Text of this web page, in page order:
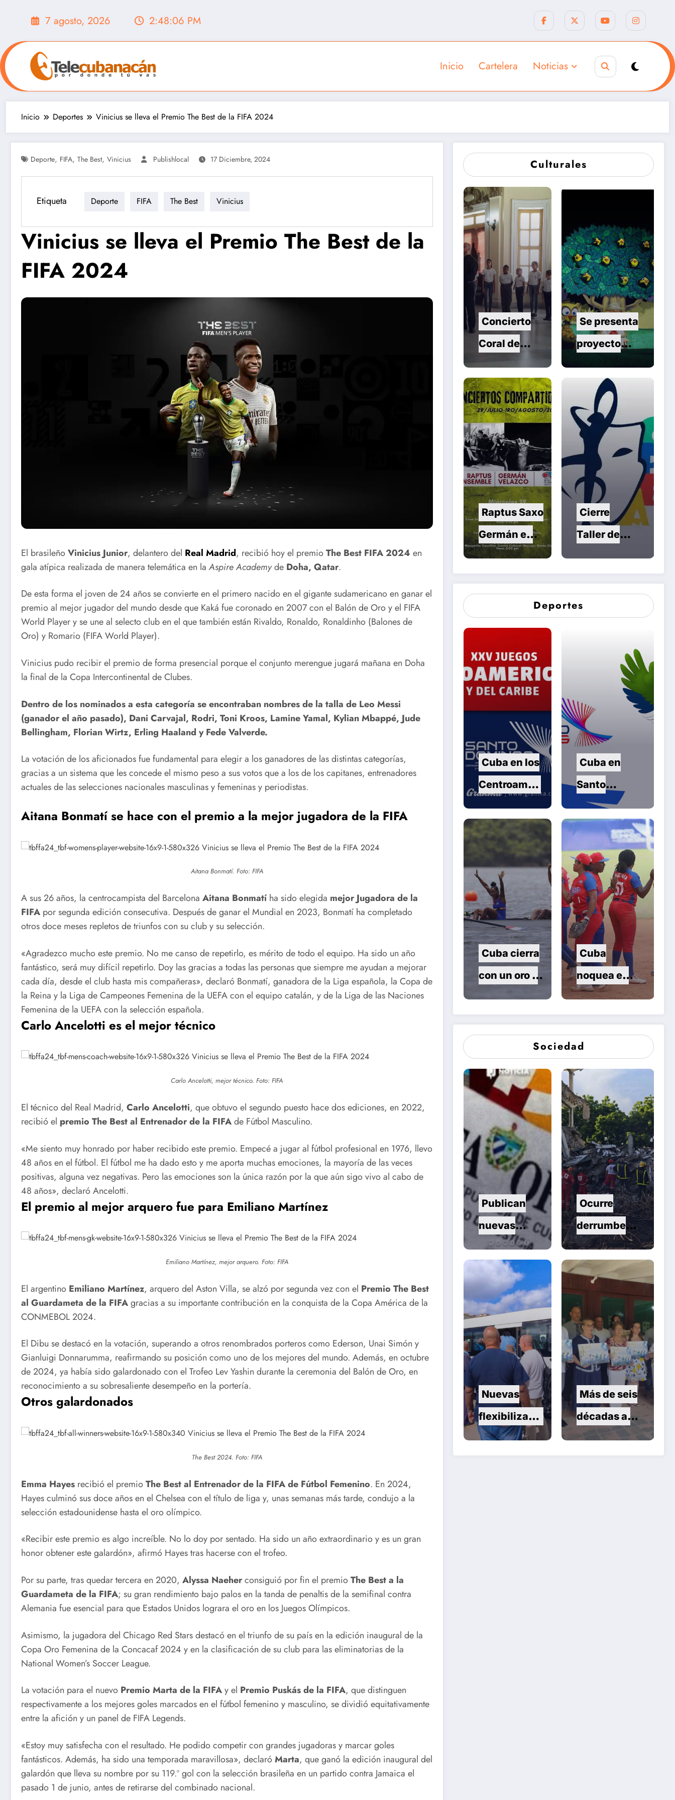
7 agosto, 2026 2:48:08 PM
Inicio Cartelera Noticias
Inicio Deportes Vinicius se lleva el Premio The Best de la FIFA 2024
Deporte, FIFA, The Best, Vinicius Publishlocal 17 Diciembre, 2024
Etiqueta Deporte FIFA The Best Vinicius
Vinicius se lleva el Premio The Best de la
FIFA 2024
El brasileñoVinicius Junior, delantero del Real Madrid, recibió hoy el premioThe Best FIFA 2024 en
gala atípica realizada de manera telemática en laAspire Academyde Doha, Qatar.
De esta forma el joven de 24 años se convierte en el primero nacido en el gigante sudamericano en ganar el
premio al mejor jugador del mundo desde que Kaká fue coronado en 2007 con el Balón de Oro y el FIFA
World Player y se une al selecto club en el que también están Rivaldo, Ronaldo, Ronaldinho (Balones de
Oro) y Romario (FIFA World Player).
Vinicius pudo recibir el premio de forma presencial porque el conjunto merengue jugará mañana en Doha
la final de la Copa Intercontinental de Clubes.
Dentro de los nominados a esta categoría se encontraban nombres de la talla de Leo Messi
(ganador el año pasado), Dani Carvajal, Rodri, Toni Kroos, Lamine Yamal, Kylian Mbappé, Jude
Bellingham, Florian Wirtz, Erling Haaland y Fede Valverde.
La votación de los aficionados fue fundamental para elegir a los ganadores de las distintas categorías,
gracias a un sistema que les concede el mismo peso a sus votos que a los de los capitanes, entrenadores
actuales de las selecciones nacionales masculinas y femeninas y periodistas.
Aitana Bonmatí se hace con el premio a la mejor jugadora de la FIFA
Aitana Bonmatí. Foto: FIFA
A sus 26 años, la centrocampista del Barcelona Aitana Bonmatíha sido elegida mejor Jugadora de la
FIFA por segunda edición consecutiva. Después de ganar el Mundial en 2023, Bonmatí ha completado
otros doce meses repletos de triunfos con su club y su selección.
«Agradezco mucho este premio. No me canso de repetirlo, es mérito de todo el equipo. Ha sido un año
fantástico, será muy difícil repetirlo. Doy las gracias a todas las personas que siempre me ayudan a mejorar
cada día, desde el club hasta mis compañeras», declaró Bonmatí, ganadora de la Liga española, la Copa de
la Reina y la Liga de Campeones Femenina de la UEFA con el equipo catalán, y de la Liga de las Naciones
Femenina de la UEFA con la selección española.
Carlo Ancelotti es el mejor técnico
Carlo Ancelotti, mejor técnico. Foto: FIFA
El técnico del Real Madrid, Carlo Ancelotti, que obtuvo el segundo puesto hace dos ediciones, en 2022,
recibió el premio The Best al Entrenador de la FIFAde Fútbol Masculino.
«Me siento muy honrado por haber recibido este premio. Empecé a jugar al fútbol profesional en 1976, llevo
48 años en el fútbol. El fútbol me ha dado esto y me aporta muchas emociones, la mayoría de las veces
positivas, alguna vez negativas. Pero las emociones son la única razón por la que aún sigo vivo al cabo de
48 años», declaró Ancelotti.
El premio al mejor arquero fue para Emiliano Martínez
Emiliano Martínez, mejor arquero. Foto: FIFA
El argentino Emiliano Martínez, arquero del Aston Villa, se alzó por segunda vez con el Premio The Best
al Guardameta de la FIFAgracias a su importante contribución en la conquista de la Copa América de la
CONMEBOL 2024.
El Dibu se destacó en la votación, superando a otros renombrados porteros como Ederson, Unai Simón y
Gianluigi Donnarumma, reafirmando su posición como uno de los mejores del mundo. Además, en octubre
de 2024, ya había sido galardonado con el Trofeo Lev Yashin durante la ceremonia del Balón de Oro, en
reconocimiento a su sobresaliente desempeño en la portería.
Otros galardonados
The Best 2024. Foto: FIFA
Emma Hayes recibió el premioThe Best al Entrenador de la FIFA de Fútbol Femenino. En 2024,
Hayes culminó sus doce años en el Chelsea con el título de liga y, unas semanas más tarde, condujo a la
selección estadounidense hasta el oro olímpico.
«Recibir este premio es algo increíble. No lo doy por sentado. Ha sido un año extraordinario y es un gran
honor obtener este galardón», afirmó Hayes tras hacerse con el trofeo.
Por su parte, tras quedar tercera en 2020, Alyssa Naeherconsiguió por fin el premioThe Best a la
Guardameta de la FIFA; su gran rendimiento bajo palos en la tanda de penaltis de la semifinal contra
Alemania fue esencial para que Estados Unidos lograra el oro en los Juegos Olímpicos.
Asimismo, la jugadora del Chicago Red Stars destacó en el triunfo de su país en la edición inaugural de la
Copa Oro Femenina de la Concacaf 2024 y en la clasificación de su club para las eliminatorias de la
National Women’s Soccer League.
La votación para el nuevo Premio Marta de la FIFAy el Premio Puskás de la FIFA, que distinguen
respectivamente a los mejores goles marcados en el fútbol femenino y masculino, se dividió equitativamente
entre la afición y un panel de FIFA Legends.
«Estoy muy satisfecha con el resultado. He podido competir con grandes jugadoras y marcar goles
fantásticos. Además, ha sido una temporada maravillosa», declaróMarta, que ganó la edición inaugural del
galardón que lleva su nombre por su 119.º gol con la selección brasileña en un partido contra Jamaica el
pasado 1 de junio, antes de retirarse del combinado nacional.
Culturales
Se presenta
proyecto
Pelusín del
Monte de
Artes
Escénicas.
Conciertos
Danza en
Verano en
Conciertos
Danza en
Concierto
Coral de
Verano en
Santa Clara
Se presenta
proyecto
Pelusín del
Monte de
Artes
Escénicas.
Raptus Saxo
Germán en
Conciertos
Cierre
Taller de
Danza en
Deportes
Cuba en los
Centroameri
este martes
Cuba en
Santo
Séptima
jornada de
los Juegos
Centroameri
Cuba cierra
con un oro y
dos plata el
remo de
Domingo
Cuba
noquea en
el sóftbol
femenino de
Domingo
Cuba en los
Centroameri
este martes
Cuba en
Séptima
los Juegos
Centroameri
Cuba cierra
con un oro y
dos plata el
Domingo
2026
Cuba
noquea en
el sóftbol
Cuba en los
Centroameri
canos en la
jornada de
este martes
Cuba en
Santo
Domingo
2026:
Séptima
jornada de
los Juegos
Centroameri
canos
Cuba cierra
con un oro y
dos plata el
2026
Cuba
noquea en
el sóftbol
Santo
Sociedad
Publican
reordenamie
nto del
Ocurre
de
Nuevas
nes para la
importación
y
ción de
Cuba
Más de seis
servicio de
la salud
infantil
Publican
reordenamie
de
nes para la
importación
y
ción de
Cuba
infantil
Publican
nuevas
normas para
el
reordenamie
nto del
comercio
Ocurre
derrumbe
en el
municipio
Remedios
Nuevas
flexibilizacio
nes para la
Más de seis
décadas al
servicio de